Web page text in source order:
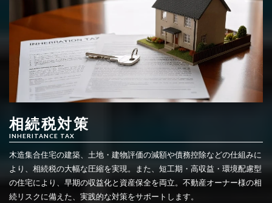
相続税対策
INHERITANCE TAX
木造集合住宅の建築、土地・建物評価の減額や債務控除などの仕組みに
より、相続税の大幅な圧縮を実現。また、短工期・高収益・環境配慮型
の住宅により、早期の収益化と資産保全を両立。不動産オーナー様の相
続リスクに備えた、実践的な対策をサポートします。